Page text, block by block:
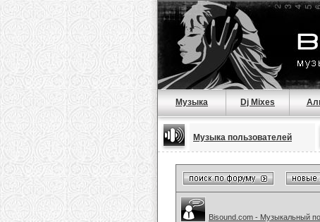
Музыка Dj Mixes
Музыка пользователей
Bisound.com - Музыкальный